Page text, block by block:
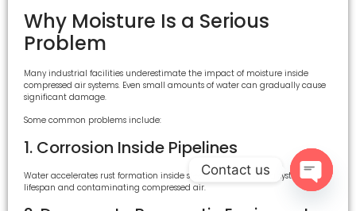
Why Moisture Is a Serious
Problem
Many industrial facilities underestimate the impact of moisture inside
compressed air systems. Even small amounts of water can gradually cause
significant damage.
Some common problems include:
1. Corrosion Inside Pipelines
Water accelerates rust formation inside steel piping, reducing system
lifespan and contaminating compressed air.
Contact us